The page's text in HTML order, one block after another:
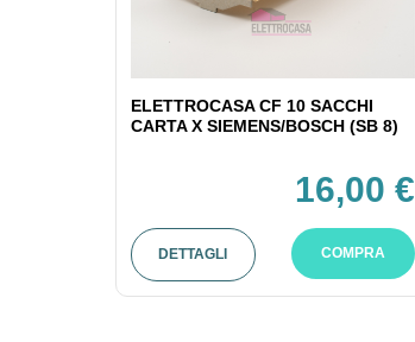
ELETTROCASA CF 10 SACCHI
CARTA X SIEMENS/BOSCH (SB 8)
16,00 €
DETTAGLI COMPRA